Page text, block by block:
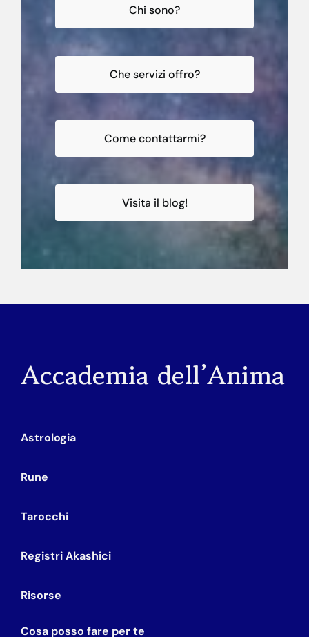
Chi sono?
Che servizi offro?
Come contattarmi?
Visita il blog!
Accademia dell’Anima
Astrologia
Rune
Tarocchi
Registri Akashici
Risorse
Cosa posso fare per te